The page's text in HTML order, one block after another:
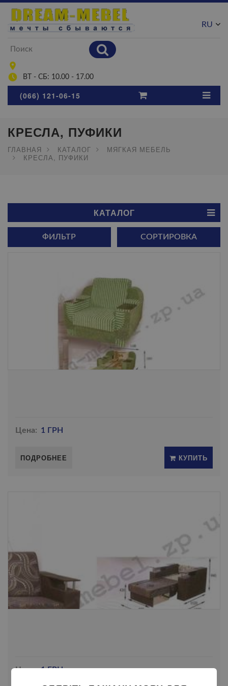
ВТ - СБ: 10.00 - 17.00
RU
(066) 121-06-15
КРЕСЛА, ПУФИКИ
ГЛАВНАЯ КАТАЛОГ
МЯГКАЯ МЕБЕЛЬ
КРЕСЛА, ПУФИКИ
КАТАЛОГ
ФИЛЬТР СОРТИРОВКА
Цена: 1 ГРН
ПОДРОБНЕЕ КУПИТЬ
Цена:1 ГРН